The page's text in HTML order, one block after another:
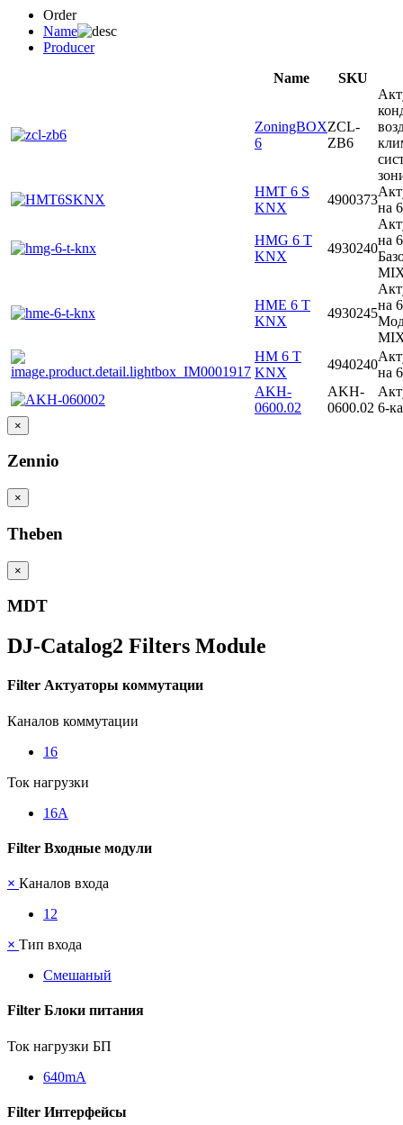
Order
Name
Producer
Name
SKU
ZoningBOX
6
ZCL-
ZB6
HMT 6 S
KNX
4900373
на
HMG 6 T
KNX
4930240
на
HME 6 T
KNX
4930245
на
HM 6 T
KNX
4940240
на
AKH-
0600.02
AKH-
0600.02 6-
×
Zennio
×
Theben
×
MDT
DJ-Catalog2 Filters Module
Filter Актуаторы коммутации
Каналов коммутации
16
Ток нагрузки
16А
Filter Входные модули
× Каналов входа
12
× Тип входа
Смешаный
Filter Блоки питания
Ток нагрузки БП
640mА
Filter Интерфейсы